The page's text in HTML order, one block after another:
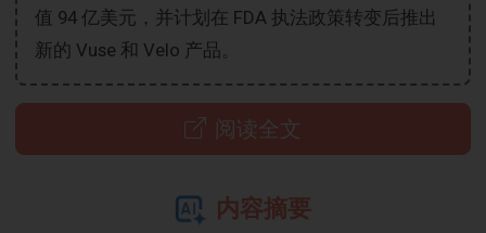
值 94 亿美元，并计划在 FDA 执法政策转变后推出
新的 Vuse 和 Velo 产品。
阅读全文
内容摘要